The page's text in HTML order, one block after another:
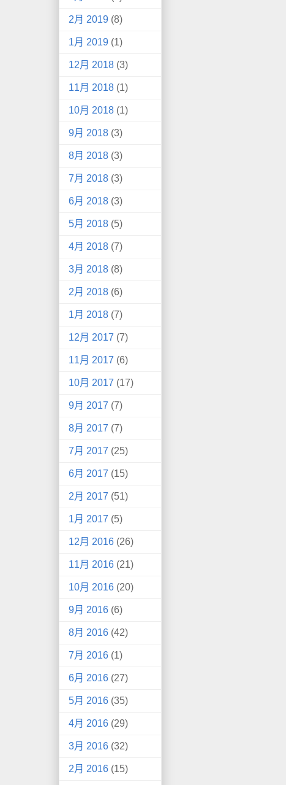
2月 2019 (8)
1月 2019 (1)
12月 2018 (3)
11月 2018 (1)
10月 2018 (1)
9月 2018 (3)
8月 2018 (3)
7月 2018 (3)
6月 2018 (3)
5月 2018 (5)
4月 2018 (7)
3月 2018 (8)
2月 2018 (6)
1月 2018 (7)
12月 2017 (7)
11月 2017 (6)
10月 2017 (17)
9月 2017 (7)
8月 2017 (7)
7月 2017 (25)
6月 2017 (15)
2月 2017 (51)
1月 2017 (5)
12月 2016 (26)
11月 2016 (21)
10月 2016 (20)
9月 2016 (6)
8月 2016 (42)
7月 2016 (1)
6月 2016 (27)
5月 2016 (35)
4月 2016 (29)
3月 2016 (32)
2月 2016 (15)